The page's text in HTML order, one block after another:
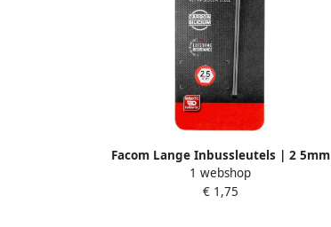
Facom Lange Inbussleutels | 2 5mm
83H.2.5PB
1 webshop
€ 1,75